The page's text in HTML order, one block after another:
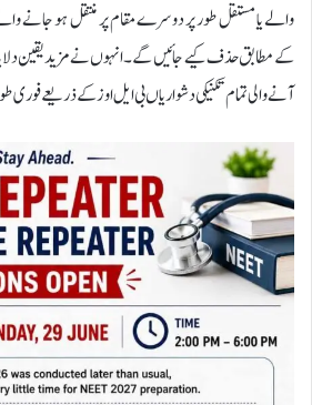
والے یا مستقل طور پر دوسرے مقام پر منتقل ہو جانے
کے مطابق حذف کیے جائیں گے۔انہوں نے مزید یقین
آنے والی تمام تکنیکی دشواریاں بی ایل اوز کے ذریعے فوری